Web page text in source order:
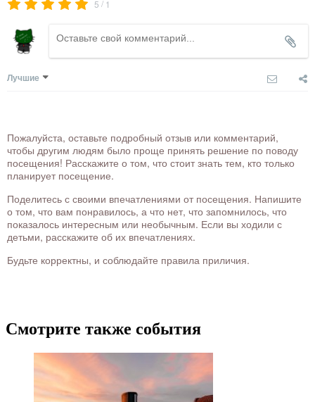
5 / 1
Лучшие
Пожалуйста, оставьте подробный отзыв или комментарий,
чтобы другим людям было проще принять решение по поводу
посещения! Расскажите о том, что стоит знать тем, кто только
планирует посещение.
Поделитесь с своими впечатлениями от посещения. Напишите
о том, что вам понравилось, а что нет, что запомнилось, что
показалось интересным или необычным. Если вы ходили с
детьми, расскажите об их впечатлениях.
Будьте корректны, и соблюдайте правила приличия.
Смотрите также события